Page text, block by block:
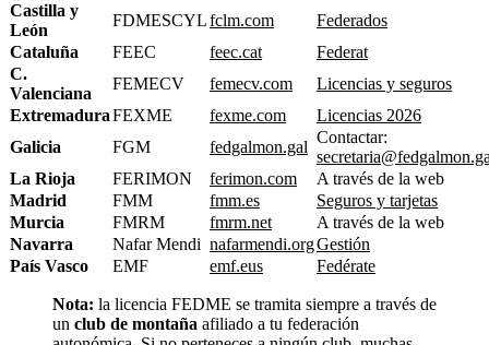
Castilla y
León
FDMESCYLfclm.com
Federados
Cataluña
FEEC feec.cat
Federat
C.
Valenciana
FEMECV femecv.com
Licencias y seguros
ExtremaduraFEXME fexme.com
Licencias 2026
Galicia
FGM fedgalmon.gal
Contactar:
La Rioja
FERIMON ferimon.com
A través de la web
Madrid
FMM fmm.es
Seguros y tarjetas
Murcia
FMRM fmrm.net
A través de la web
Navarra
Nafar Mendi nafarmendi.orgGestión
País Vasco
EMF emf.eus Fedérate
Nota: la licencia FEDME se tramita siempre a través de
un club de montaña afiliado a tu federación